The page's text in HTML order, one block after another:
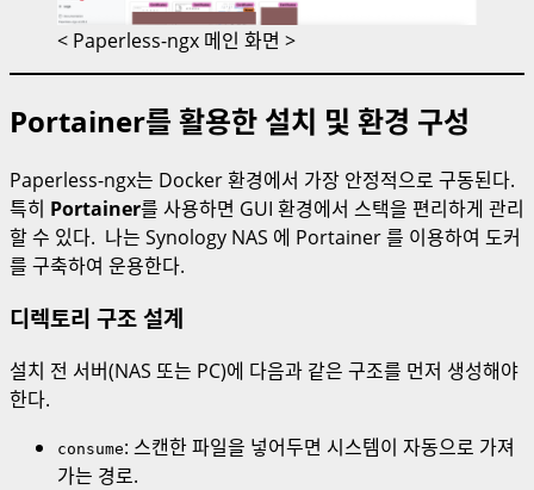
< Paperless-ngx 메인 화면 >
Portainer를 활용한 설치 및 환경 구성
Paperless-ngx는 Docker 환경에서 가장 안정적으로 구동된다.
특히 Portainer를 사용하면 GUI 환경에서 스택을 편리하게 관리
할 수 있다. 나는 Synology NAS 에 Portainer 를 이용하여 도커
를 구축하여 운용한다.
디렉토리 구조 설계
설치 전 서버(NAS 또는 PC)에 다음과 같은 구조를 먼저 생성해야
한다.
consume: 스캔한 파일을 넣어두면 시스템이 자동으로 가져
가는 경로.